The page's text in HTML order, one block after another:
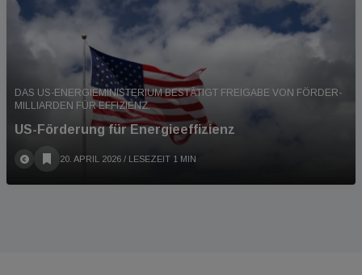
DAS US-ENERGIEMINISTERIUM BESTÄTIGT FREIGABE VON FÖRDER-
MILLIARDEN FÜR EFFIZIENZ.
US-Förderung für Energieeffizienz
20. APRIL 2026 / LESEZEIT 1 MIN